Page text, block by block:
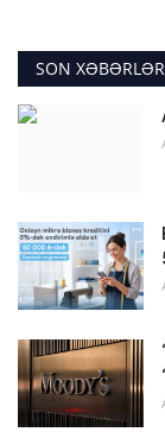
SON XƏBƏRLƏR